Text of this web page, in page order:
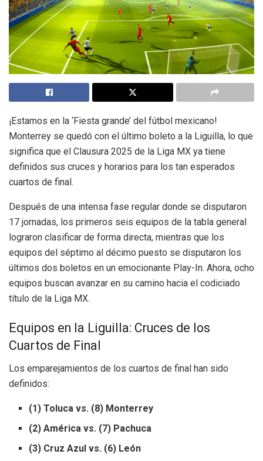
¡Estamos en la ‘Fiesta grande’ del fútbol mexicano!
Monterrey se quedó con el último boleto a la Liguilla, lo que
significa que el Clausura 2025 de la Liga MX ya tiene
definidos sus cruces y horarios para los tan esperados
cuartos de final.
Después de una intensa fase regular donde se disputaron
17 jornadas, los primeros seis equipos de la tabla general
lograron clasificar de forma directa, mientras que los
equipos del séptimo al décimo puesto se disputaron los
últimos dos boletos en un emocionante Play-In. Ahora, ocho
equipos buscan avanzar en su camino hacia el codiciado
título de la Liga MX.
Equipos en la Liguilla: Cruces de los
Cuartos de Final
Los emparejamientos de los cuartos de final han sido
definidos:
(1) Toluca vs. (8) Monterrey
(2) América vs. (7) Pachuca
(3) Cruz Azul vs. (6) León